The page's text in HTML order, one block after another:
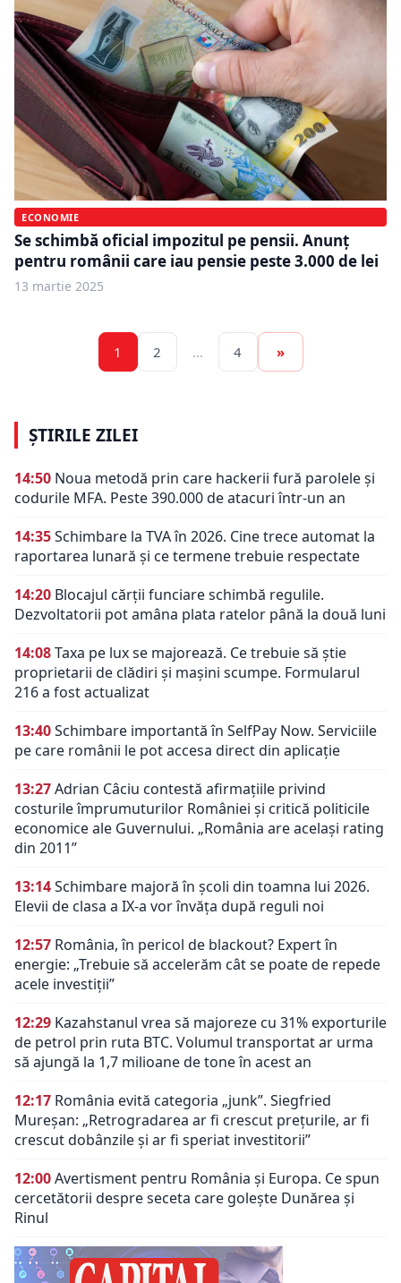
ECONOMIE
Se schimbă oficial impozitul pe pensii. Anunț
pentru românii care iau pensie peste 3.000 de lei
13 martie 2025
1 2 … 4 »
ȘTIRILE ZILEI
14:50 Noua metodă prin care hackerii fură parolele și
codurile MFA. Peste 390.000 de atacuri într-un an
14:35Schimbare la TVA în 2026. Cine trece automat la
raportarea lunară și ce termene trebuie respectate
14:20 Blocajul cărții funciare schimbă regulile.
Dezvoltatorii pot amâna plata ratelor până la două luni
14:08Taxa pe lux se majorează. Ce trebuie să știe
proprietarii de clădiri și mașini scumpe. Formularul
216 a fost actualizat
13:40Schimbare importantă în SelfPay Now. Serviciile
pe care românii le pot accesa direct din aplicație
13:27Adrian Câciu contestă afirmațiile privind
costurile împrumuturilor României și critică politicile
economice ale Guvernului. „România are același rating
din 2011”
13:14Schimbare majoră în școli din toamna lui 2026.
Elevii de clasa a IX-a vor învăța după reguli noi
12:57 România, în pericol de blackout? Expert în
energie: „Trebuie să accelerăm cât se poate de repede
acele investiții”
12:29 Kazahstanul vrea să majoreze cu 31% exporturile
de petrol prin ruta BTC. Volumul transportat ar urma
să ajungă la 1,7 milioane de tone în acest an
12:17 România evită categoria „junk”. Siegfried
Mureșan: „Retrogradarea ar fi crescut preţurile, ar fi
crescut dobânzile şi ar fi speriat investitorii”
12:00Avertisment pentru România și Europa. Ce spun
cercetătorii despre seceta care golește Dunărea și
Rinul